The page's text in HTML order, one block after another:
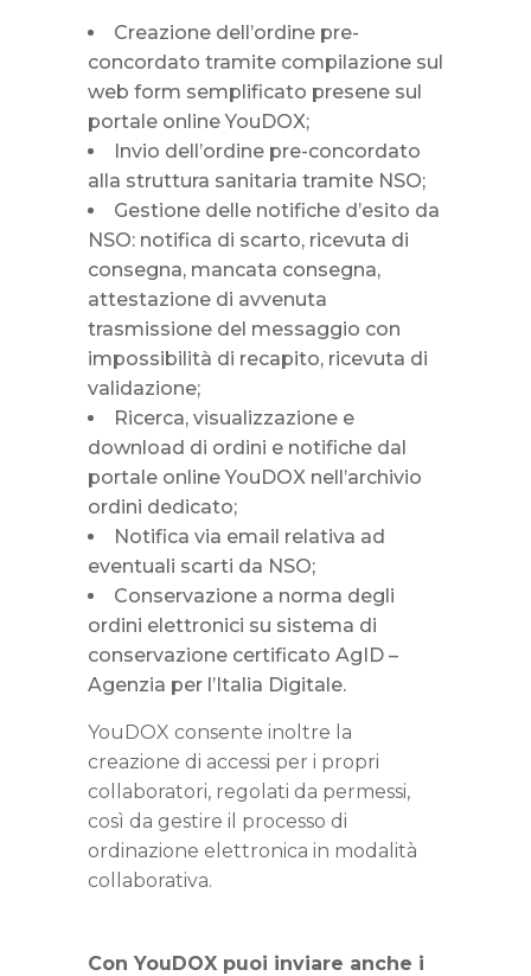
Creazione dell’ordine pre-
concordato tramite compilazione sul
web form semplificato presene sul
portale online YouDOX;
Invio dell’ordine pre-concordato
alla struttura sanitaria tramite NSO;
Gestione delle notifiche d’esito da
NSO: notifica di scarto, ricevuta di
consegna, mancata consegna,
attestazione di avvenuta
trasmissione del messaggio con
impossibilità di recapito, ricevuta di
validazione;
Ricerca, visualizzazione e
download di ordini e notifiche dal
portale online YouDOX nell’archivio
ordini dedicato;
Notifica via email relativa ad
eventuali scarti da NSO;
Conservazione a norma degli
ordini elettronici su sistema di
conservazione certificato AgID –
Agenzia per l’Italia Digitale.
YouDOX consente inoltre la
creazione di accessi per i propri
collaboratori, regolati da permessi,
così da gestire il processo di
ordinazione elettronica in modalità
collaborativa.
Con YouDOX puoi inviare anche i